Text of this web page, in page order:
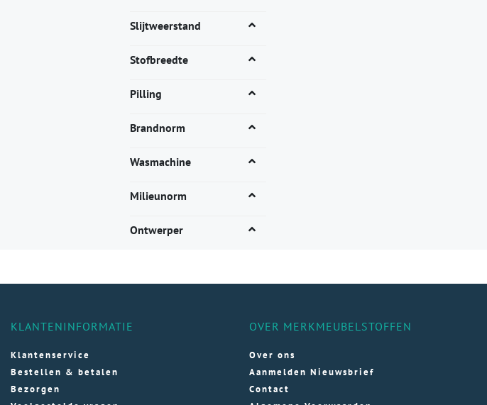
Slijtweerstand
Stofbreedte
Pilling
Brandnorm
Wasmachine
Milieunorm
Ontwerper
KLANTENINFORMATIE
Klantenservice
Bestellen & betalen
Bezorgen
OVER MERKMEUBELSTOFFEN
Over ons
Aanmelden Nieuwsbrief
Contact